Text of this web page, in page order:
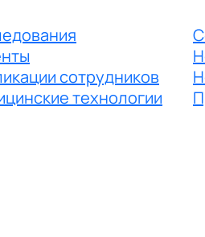
сотрудников
технологии